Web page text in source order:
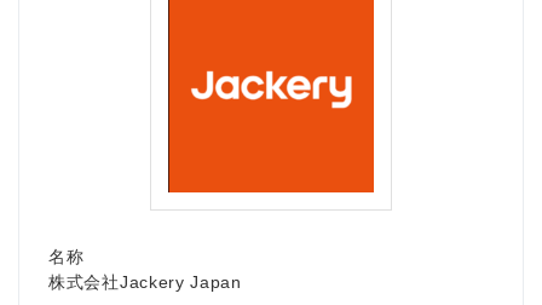
名称
株式会社Jackery Japan